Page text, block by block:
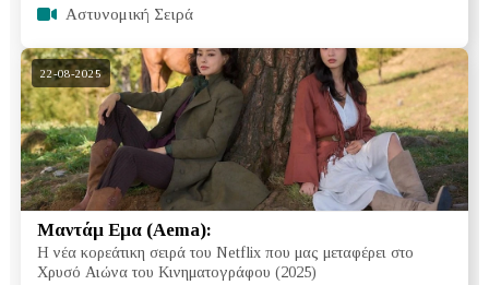
Αστυνομική Σειρά
Μαντάμ Εμα (Aema):
Η νέα κορεάτικη σειρά του Netflix που μας μεταφέρει στο
Χρυσό Αιώνα του Κινηματογράφου (2025)
22-08-2025